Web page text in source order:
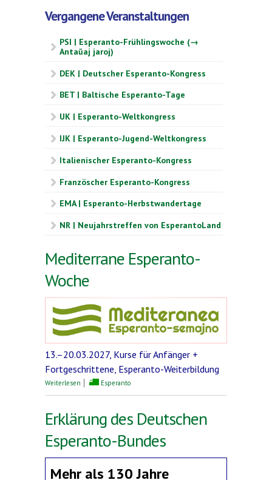
Vergangene Veranstaltungen
PSI | Esperanto-Frühlingswoche (→
Antaŭaj jaroj)
DEK | Deutscher Esperanto-Kongress
BET | Baltische Esperanto-Tage
UK | Esperanto-Weltkongress
IJK | Esperanto-Jugend-Weltkongress
Italienischer Esperanto-Kongress
Französcher Esperanto-Kongress
EMA | Esperanto-Herbstwandertage
NR | Neujahrstreffen von EsperantoLand
Mediterrane Esperanto-
Woche
13.–20.03.2027, Kurse für Anfänger +
Fortgeschrittene, Esperanto-Weiterbildung
Weiterlesen über Mediterrane Esperanto-Woche
Esperanto
Erklärung des Deutschen
Esperanto-Bundes
Mehr als 130 Jahre